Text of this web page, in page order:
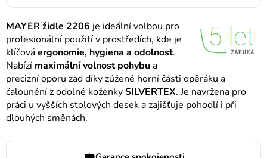
MAYER židle 2206 je ideální volbou pro
profesionální použití v prostředích, kde je
klíčováergonomie, hygiena a odolnost.
Nabízí maximální volnost pohybua
precizní oporu zad díky zúžené horní části opěráku a
čalounění z odolné koženkySILVERTEX. Je navržena pro
práci u vyšších stolových desek a zajišťuje pohodlí i při
dlouhých směnách.